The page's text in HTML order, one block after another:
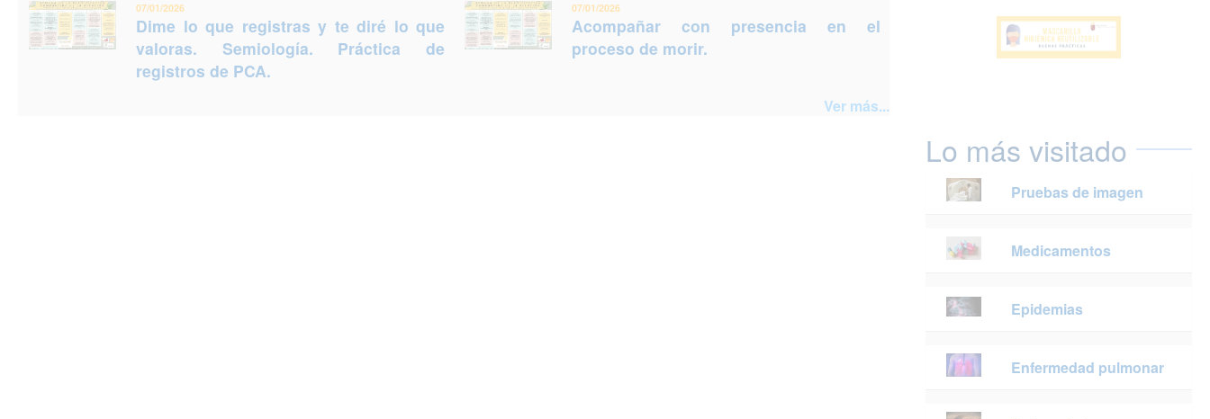
07/01/2026
Dime lo que registras y te diré lo que
valoras. Semiología. Práctica de
registros de PCA.
07/01/2026
Acompañar con presencia en el
proceso de morir.
Ver más...
Lo más visitado
Pruebas de imagen
Medicamentos
Epidemias
Enfermedad pulmonar